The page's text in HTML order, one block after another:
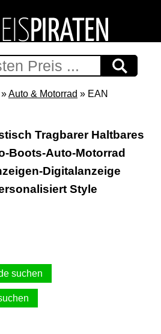
»Auto & Motorrad » EAN
Tragbarer Haltbares
Boots-Auto-Motorrad
Digitalanzeige
Style
suchen